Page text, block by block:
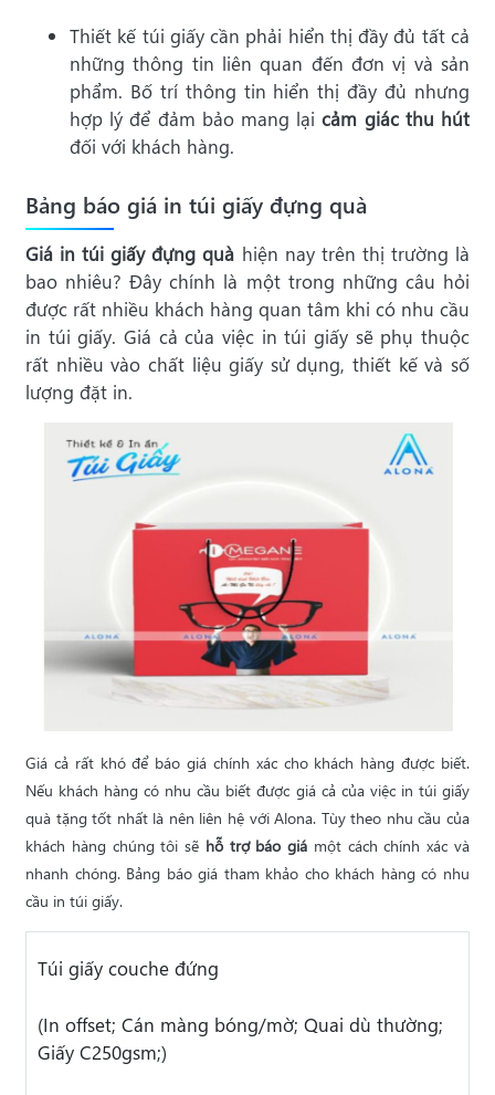
Thiết kế túi giấy cần phải hiển thị đầy đủ tất cả
những thông tin liên quan đến đơn vị và sản
phẩm. Bố trí thông tin hiển thị đầy đủ nhưng
hợp lý để đảm bảo mang lạicảm giác thu hút
đối với khách hàng.
Bảng báo giá in túi giấy đựng quà
Giá in túi giấy đựng quà hiện nay trên thị trường là
bao nhiêu? Đây chính là một trong những câu hỏi
được rất nhiều khách hàng quan tâm khi có nhu cầu
in túi giấy. Giá cả của việc in túi giấy sẽ phụ thuộc
rất nhiều vào chất liệu giấy sử dụng, thiết kế và số
lượng đặt in.
Giá cả rất khó để báo giá chính xác cho khách hàng được biết.
Nếu khách hàng có nhu cầu biết được giá cả của việc in túi giấy
quà tặng tốt nhất là nên liên hệ với Alona. Tùy theo nhu cầu của
khách hàng chúng tôi sẽ hỗ trợ báo giá một cách chính xác và
nhanh chóng. Bảng báo giá tham khảo cho khách hàng có nhu
cầu in túi giấy.
Túi giấy couche đứng
(In offset; Cán màng bóng/mờ; Quai dù thường;
Giấy C250gsm;)